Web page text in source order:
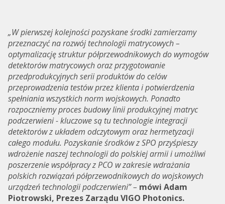
„W pierwszej kolejności pozyskane środki zamierzamy
przeznaczyć na rozwój technologii matrycowych –
optymalizację struktur półprzewodnikowych do wymogów
detektorów matrycowych oraz przygotowanie
przedprodukcyjnych serii produktów do celów
przeprowadzenia testów przez klienta i potwierdzenia
spełniania wszystkich norm wojskowych. Ponadto
rozpoczniemy proces budowy linii produkcyjnej matryc
podczerwieni - kluczowe są tu technologie integracji
detektorów z układem odczytowym oraz hermetyzacji
całego modułu. Pozyskanie środków z SPO przyśpieszy
wdrożenie naszej technologii do polskiej armii i umożliwi
poszerzenie współpracy z PCO w zakresie wdrażania
polskich rozwiązań półprzewodnikowych do wojskowych
urządzeń technologii podczerwieni” – mówi Adam
Piotrowski, Prezes Zarządu VIGO Photonics.